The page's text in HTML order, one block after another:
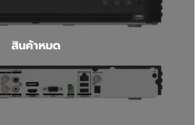
สินค้าหมด